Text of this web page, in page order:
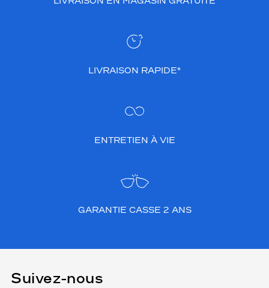
LIVRAISON RAPIDE*
ENTRETIEN À VIE
GARANTIE CASSE 2 ANS
Suivez-nous